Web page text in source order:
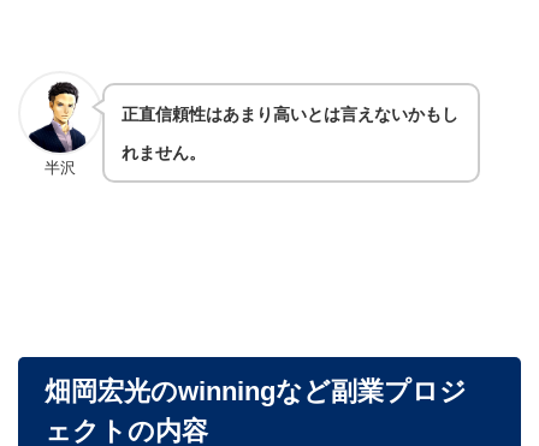
半沢
正直信頼性はあまり高いとは言えないかもし
れません。
畑岡宏光のwinningなど副業プロジ
ェクトの内容